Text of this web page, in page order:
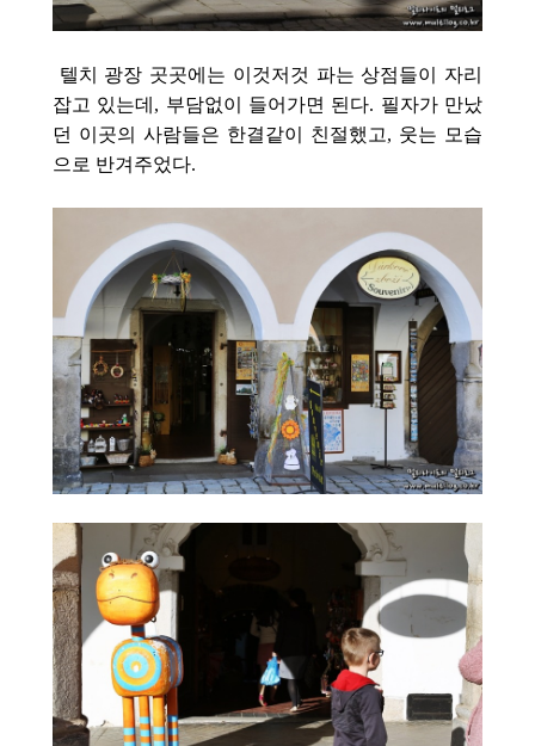
텔치 광장 곳곳에는 이것저것 파는 상점들이 자리
잡고 있는데, 부담없이 들어가면 된다. 필자가 만났
던 이곳의 사람들은 한결같이 친절했고, 웃는 모습
으로 반겨주었다.